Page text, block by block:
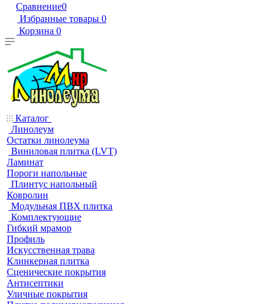
Сравнение0
Избранные товары 0
Корзина 0
Каталог
Линолеум
Остатки линолеума
Виниловая плитка (LVT)
Ламинат
Пороги напольные
Плинтус напольный
Ковролин
Модульная ПВХ плитка
Комплектующие
Гибкий мрамор
Профиль
Искусственная трава
Клинкерная плитка
Сценические покрытия
Антисептики
Уличные покрытия